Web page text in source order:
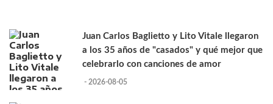
Juan Carlos Baglietto y Lito Vitale llegaron
a los 35 años de "casados" y qué mejor que
celebrarlo con canciones de amor
- 2026-08-05